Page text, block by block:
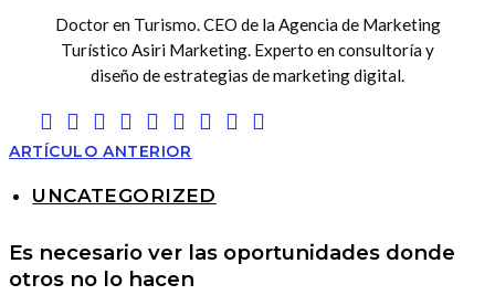
Doctor en Turismo. CEO de la Agencia de Marketing
Turístico Asiri Marketing. Experto en consultoría y
diseño de estrategias de marketing digital.
ARTÍCULO ANTERIOR
UNCATEGORIZED
Es necesario ver las oportunidades donde
otros no lo hacen